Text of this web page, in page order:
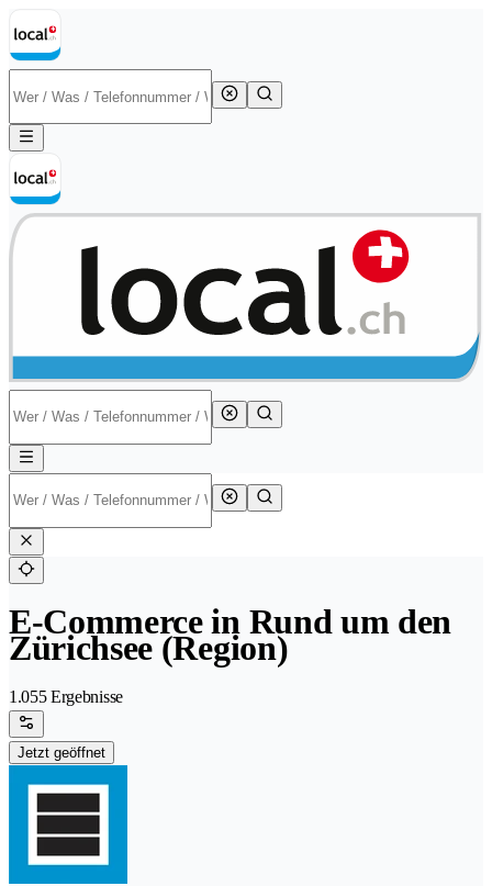
E-Commerce in Rund um den
Zürichsee (Region)
1.055 Ergebnisse
Jetzt geöffnet